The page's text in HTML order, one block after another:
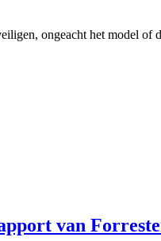
ongeacht het model of
van